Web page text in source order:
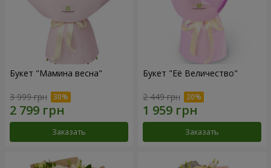
Букет "Мамина весна"
3 999 грн
Заказать
Букет "Её Величество"
2 449 грн
Заказать